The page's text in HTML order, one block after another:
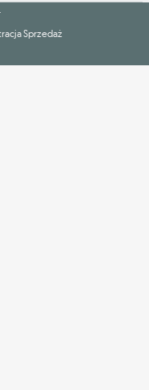
Sprzedaż